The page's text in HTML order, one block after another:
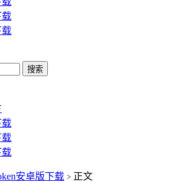
载
载
搜索
载
载
载
安卓版下载 > 正文